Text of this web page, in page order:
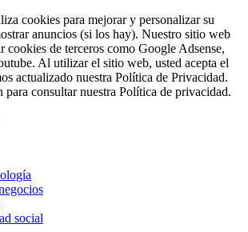
cookies para mejorar y personalizar su
anuncios (si los hay). Nuestro sitio web
cookies de terceros como Google Adsense,
Al utilizar el sitio web, usted acepta el
actualizado nuestra Política de Privacidad.
para consultar nuestra Política de privacidad.
social